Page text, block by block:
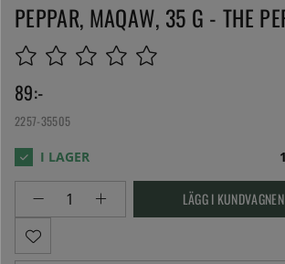
PEPPAR, MAQAW, 35 G - THE
89:-
2257-35505
LÄGG I KUNDVAGNEN